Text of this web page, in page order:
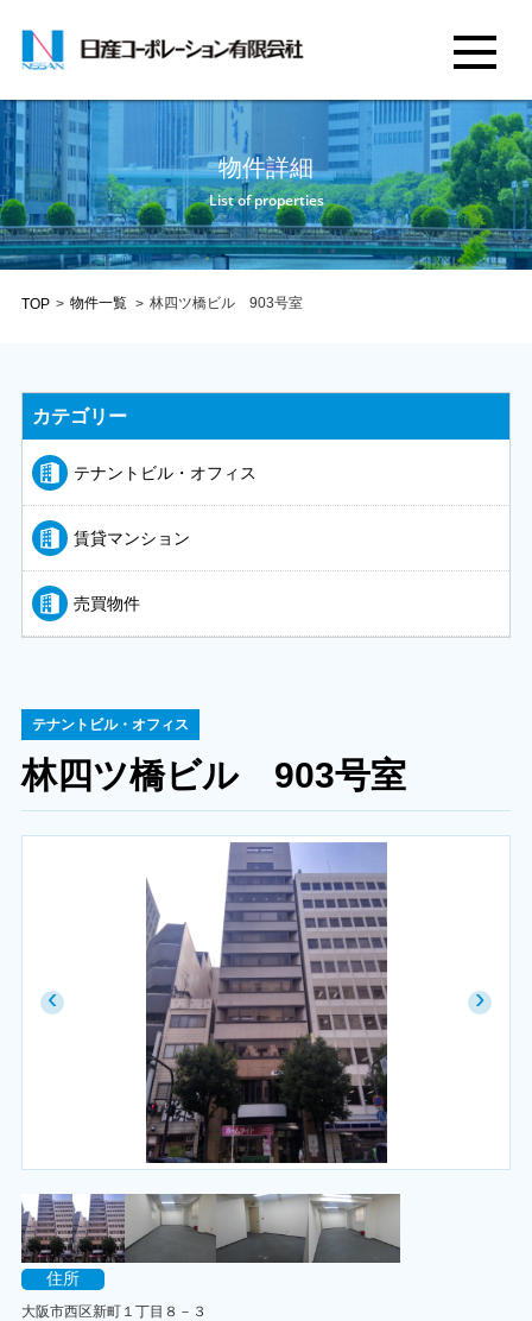
物件詳細
List of properties
TOP > 物件一覧 > 林四ツ橋ビル 903号室
テナントビル・オフィス
林四ツ橋ビル 903号室
‹ ›
住所
大阪市西区新町１丁目８－３
カテゴリー
テナントビル・オフィス
賃貸マンション
売買物件